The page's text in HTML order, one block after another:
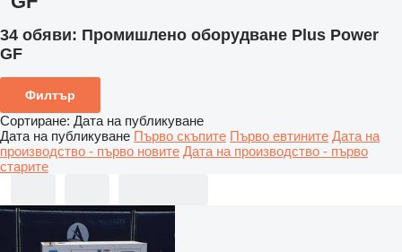
34 обяви: Промишлено оборудване Plus Power
GF
Филтър
Сортиране: Дата на публикуване
Дата на публикуване Първо скъпите Първо евтините Дата на
производство - първо новите Дата на производство - първо
старите